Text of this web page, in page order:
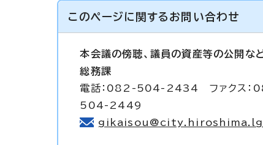
このページに関する お問い合わせ
本会議の傍聴、議員の資産等の公開な
総務課
電話：082-504-2434 ファクス：
504-2449